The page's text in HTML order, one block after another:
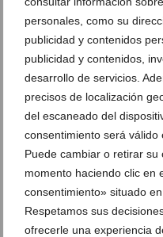
personales, como su
publicidad y contenidos
publicidad y contenidos,
desarrollo de servicios.
precisos de localización
del escaneado del
consentimiento será válido
Puede cambiar o retirar
momento haciendo clic en
consentimiento» situado
Respetamos sus
ofrecerle una experiencia
salir a la calle y
Deja